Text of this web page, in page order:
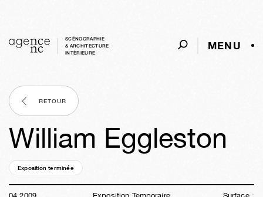
SCÉNOGRAPHIE
& ARCHITECTURE
INTÈRIEURE
MENU
RETOUR
William Eggleston
Exposition terminée